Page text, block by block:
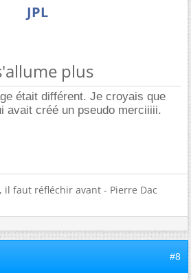
JPL
plus
était différent. Je croyais que
avait créé un pseudo merciiiii.
il faut réfléchir avant - Pierre Dac
#8